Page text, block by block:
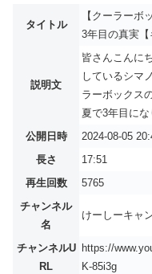
タイトル
【クーラー
3年目の真実【
説明文
皆さんこんに
しているシマ
ラーボックス
夏で3年目に
公開日時
2024-08-05
長さ
17:51
再生回数
5765
チャンネル
名
けーしーキャ
チャンネルU
RL
https://
K-85i3g